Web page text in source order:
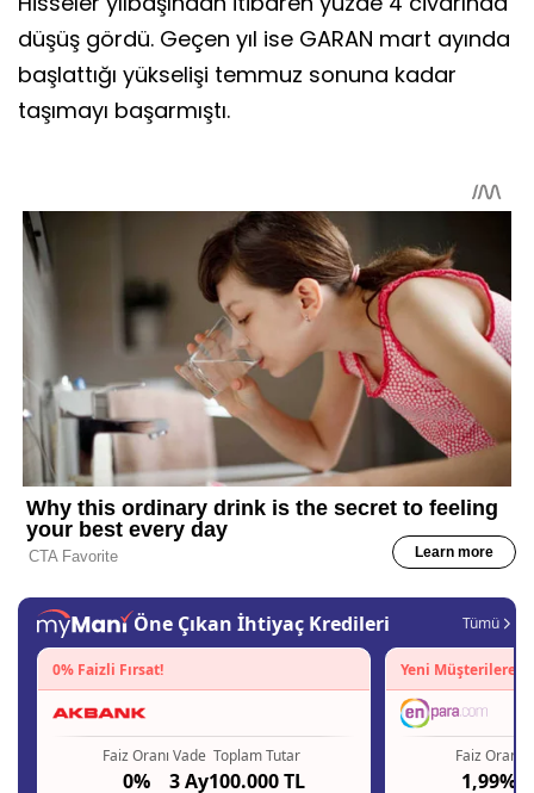
düşüş gördü. Geçen yıl ise GARAN mart ayında
başlattığı yükselişi temmuz sonuna kadar
taşımayı başarmıştı.